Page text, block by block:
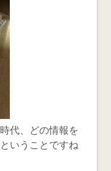
代、どの情報を
いうことですね